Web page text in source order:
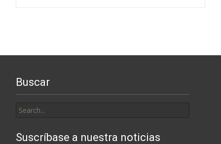
Buscar
for:
Suscríbase a nuestra noticias